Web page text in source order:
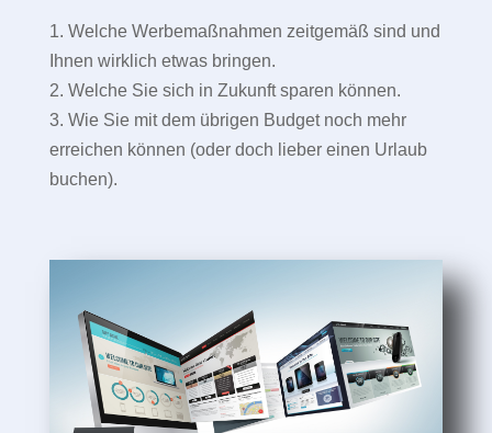
1. Welche Werbemaßnahmen zeitgemäß sind und
Ihnen wirklich etwas bringen.
2. Welche Sie sich in Zukunft sparen können.
3. Wie Sie mit dem übrigen Budget noch mehr
erreichen können (oder doch lieber einen Urlaub
buchen).